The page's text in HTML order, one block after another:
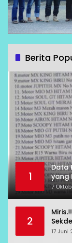
Berita
1
Data
yang
7
2
17 Juni